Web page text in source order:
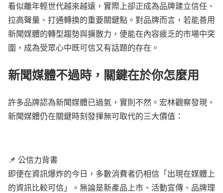
看似離年輕世代越來越遠，實際上卻正成為品牌建立信任、
拉高聲量、打通轉換的重要關鍵點。對品牌而言，若能善用
新聞媒體的轉型趨勢與擴散力，便能在內容疲乏的市場中突
圍，成為受眾心中既可信又有話題的存在。
新聞媒體不過時，關鍵在於你怎麼用
許多品牌認為新聞媒體已過氣，實則不然。宏林觀察發現，
新聞媒體仍在關鍵時刻發揮無可取代的三大價值：
📌 公信力背書
即便在資訊爆炸的今日，多數消費者仍相信「出現在媒體上
的資訊比較可信」。無論是新產品上市、活動宣傳、品牌理